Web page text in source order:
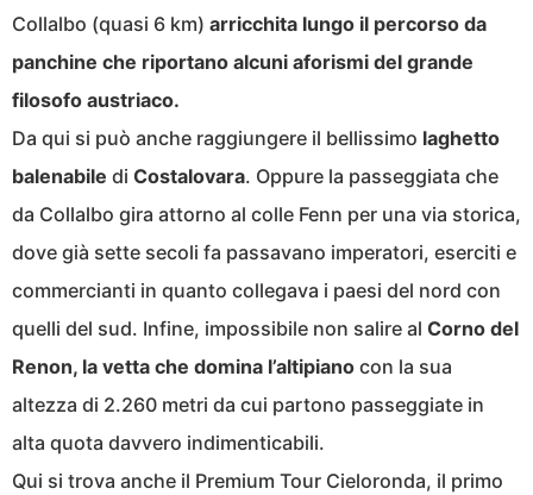
Collalbo (quasi 6 km) arricchita lungo il percorso da
panchine che riportano alcuni aforismi del grande
filosofo austriaco.
Da qui si può anche raggiungere il bellissimo laghetto
balenabile di Costalovara. Oppure la passeggiata che
da Collalbo gira attorno al colle Fenn per una via storica,
dove già sette secoli fa passavano imperatori, eserciti e
commercianti in quanto collegava i paesi del nord con
quelli del sud. Infine, impossibile non salire al Corno del
Renon, la vetta che domina l’altipiano con la sua
altezza di 2.260 metri da cui partono passeggiate in
alta quota davvero indimenticabili.
Qui si trova anche il Premium Tour Cieloronda, il primo